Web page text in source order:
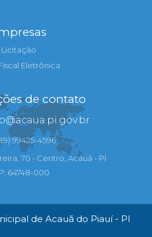
Licitação
Eletrônica
de contato
99425-4596
70 - Centro, Acauã - PI
64748-000
de Acauã do Piauí - PI